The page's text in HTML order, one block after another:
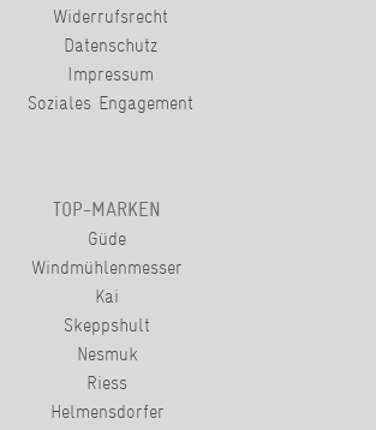
Widerrufsrecht
Datenschutz
Impressum
Soziales Engagement
TOP-MARKEN
Güde
Windmühlenmesser
Kai
Skeppshult
Nesmuk
Riess
Helmensdorfer